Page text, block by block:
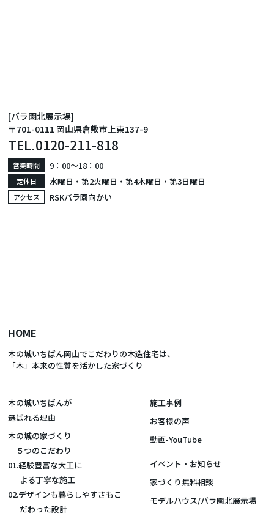
[バラ園北展示場]
〒701-0111 岡山県倉敷市上東137-9
TEL.0120-211-818
営業時間 9：00〜18：00
定休日 水曜日・第2火曜日・第4木曜日・第3日曜日
アクセス RSKバラ園向かい
HOME
木の城いちばん岡山でこだわりの木造住宅は、
「木」本来の性質を活かした家づくり
木の城いちばんが
選ばれる理由
木の城の家づくり
５つのこだわり
01.経験豊富な大工に
よる丁寧な施工
02.デザインも暮らしやすさもこ
だわった設計
施工事例
お客様の声
動画-YouTube
イベント・お知らせ
家づくり無料相談
モデルハウス/バラ園北展示場